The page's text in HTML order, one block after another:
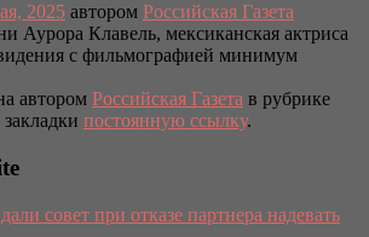
2025 автором Российская Газета
Аурора Клавель, мексиканская актриса
с фильмографией минимум
автором Российская Газета в рубрике
постоянную ссылку.